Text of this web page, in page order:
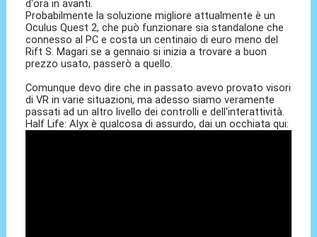
d'ora in avanti.
Probabilmente la soluzione migliore attualmente è un
Oculus Quest 2, che può funzionare sia standalone che
connesso al PC e costa un centinaio di euro meno del
Rift S. Magari se a gennaio si inizia a trovare a buon
prezzo usato, passerò a quello.
Comunque devo dire che in passato avevo provato visori
di VR in varie situazioni, ma adesso siamo veramente
passati ad un altro livello dei controlli e dell'interattività.
Half Life: Alyx è qualcosa di assurdo, dai un occhiata qui: